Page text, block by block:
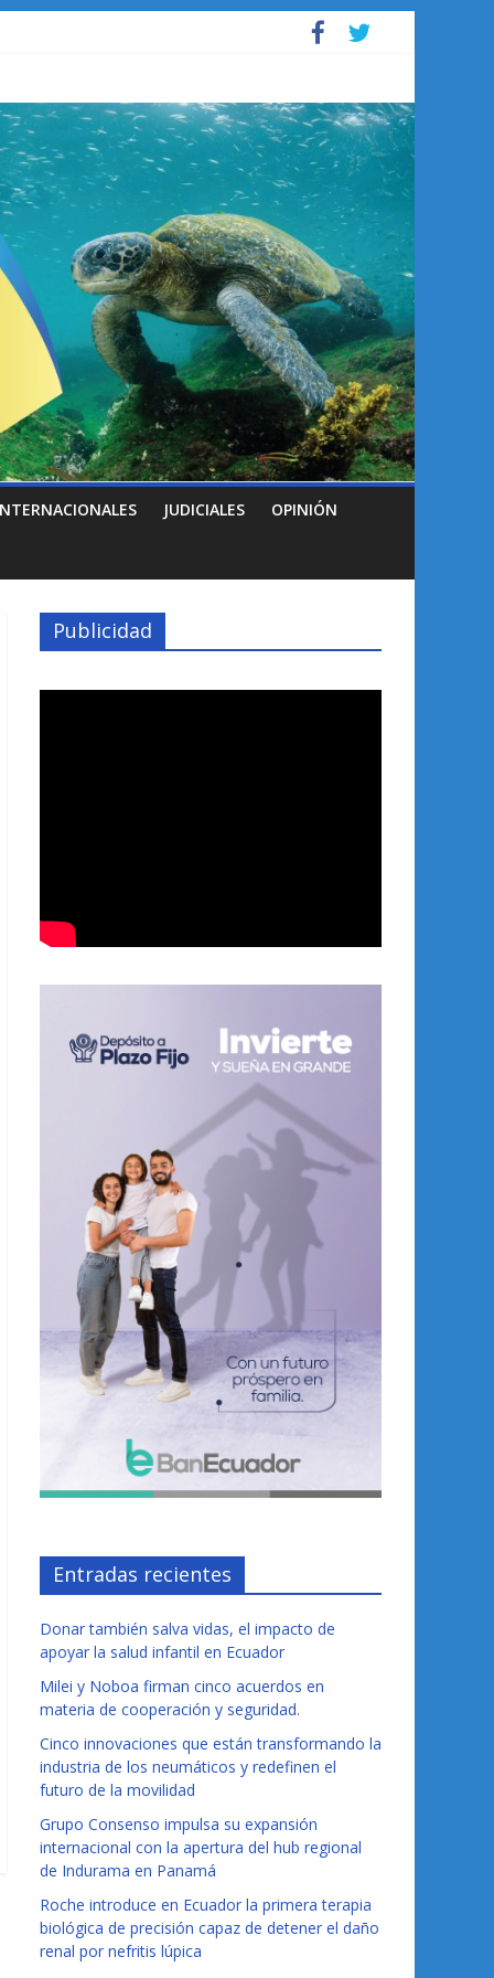
JUDICIALES OPINIÓN
Publicidad
Entradas recientes
Donar también salva vidas, el impacto de
apoyar la salud infantil en Ecuador
Milei y Noboa firman cinco acuerdos en
materia de cooperación y seguridad.
Cinco innovaciones que están transformando la
industria de los neumáticos y redefinen el
futuro de la movilidad
Grupo Consenso impulsa su expansión
internacional con la apertura del hub regional
de Indurama en Panamá
Roche introduce en Ecuador la primera terapia
biológica de precisión capaz de detener el daño
renal por nefritis lúpica